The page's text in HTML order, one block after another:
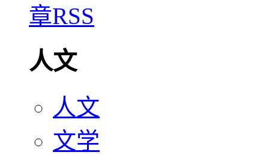
人文
人文
文学